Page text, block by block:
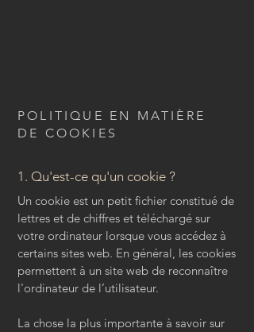
POLITIQUE EN MATIÈRE
DE COOKIES
1. Qu'est-ce qu'un cookie ?
Un cookie est un petit fichier constitué de
lettres et de chiffres et téléchargé sur
votre ordinateur lorsque vous accédez à
certains sites web. En général, les cookies
permettent à un site web de reconnaître
l'ordinateur de l’utilisateur.
La chose la plus importante à savoir sur